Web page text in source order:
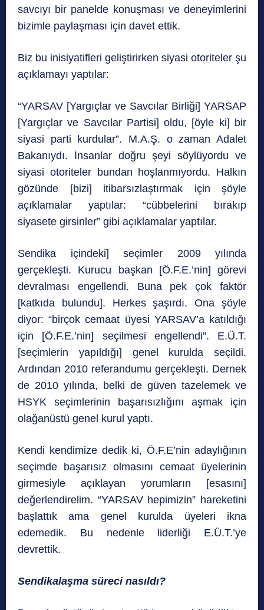
savcıyı bir panelde konuşması ve deneyimlerini
bizimle paylaşması için davet ettik.
Biz bu inisiyatifleri geliştirirken siyasi otoriteler şu
açıklamayı yaptılar:
“YARSAV [Yargıçlar ve Savcılar Birliği] YARSAP
[Yargıçlar ve Savcılar Partisi] oldu, [öyle ki] bir
siyasi parti kurdular”. M.A.Ş. o zaman Adalet
Bakanıydı. İnsanlar doğru şeyi söylüyordu ve
siyasi otoriteler bundan hoşlanmıyordu. Halkın
gözünde [bizi] itibarsızlaştırmak için şöyle
açıklamalar yaptılar: “cübbelerini bırakıp
siyasete girsinler” gibi açıklamalar yaptılar.
Sendika içindeki] seçimler 2009 yılında
gerçekleşti. Kurucu başkan [Ö.F.E.’nin] görevi
devralması engellendi. Buna pek çok faktör
[katkıda bulundu]. Herkes şaşırdı. Ona şöyle
diyor: “birçok cemaat üyesi YARSAV’a katıldığı
için [Ö.F.E.’nin] seçilmesi engellendi”. E.Ü.T.
[seçimlerin yapıldığı] genel kurulda seçildi.
Ardından 2010 referandumu gerçekleşti. Dernek
de 2010 yılında, belki de güven tazelemek ve
HSYK seçimlerinin başarısızlığını aşmak için
olağanüstü genel kurul yaptı.
Kendi kendimize dedik ki, Ö.F.E’nin adaylığının
seçimde başarısız olmasını cemaat üyelerinin
girmesiyle açıklayan yorumların [esasını]
değerlendirelim. “YARSAV hepimizin” hareketini
başlattık ama genel kurulda üyeleri ikna
edemedik. Bu nedenle liderliği E.Ü.T.’ye
devrettik.
Sendikalaşma süreci nasıldı?